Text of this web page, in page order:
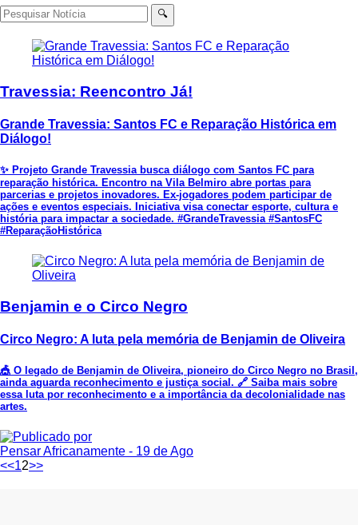
🔍
Travessia: Reencontro Já!
Grande Travessia: Santos FC e Reparação Histórica em
Diálogo!
✨ Projeto Grande Travessia busca diálogo com Santos FC para
reparação histórica. Encontro na Vila Belmiro abre portas para
parcerias e projetos inovadores. Ex-jogadores podem participar de
ações e eventos especiais. Iniciativa visa conectar esporte, cultura e
história para impactar a sociedade. #GrandeTravessia #SantosFC
#ReparaçãoHistórica
Benjamin e o Circo Negro
Circo Negro: A luta pela memória de Benjamin de Oliveira
🎪 O legado de Benjamin de Oliveira, pioneiro do Circo Negro no Brasil,
ainda aguarda reconhecimento e justiça social. 🔗 Saiba mais sobre
essa luta por reconhecimento e a importância da decolonialidade nas
artes.
Pensar Africanamente - 19 de Ago
<<12>>